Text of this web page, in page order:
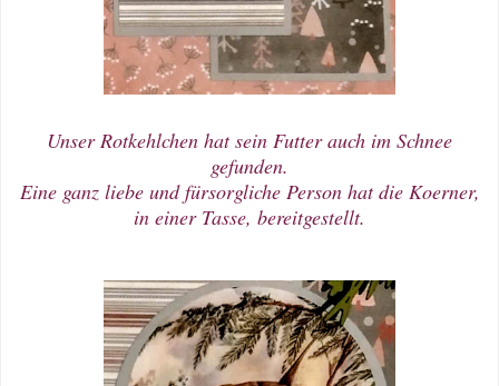
Unser Rotkehlchen hat sein Futter auch im Schnee
gefunden.
Eine ganz liebe und fürsorgliche Person hat die Koerner,
in einer Tasse, bereitgestellt.